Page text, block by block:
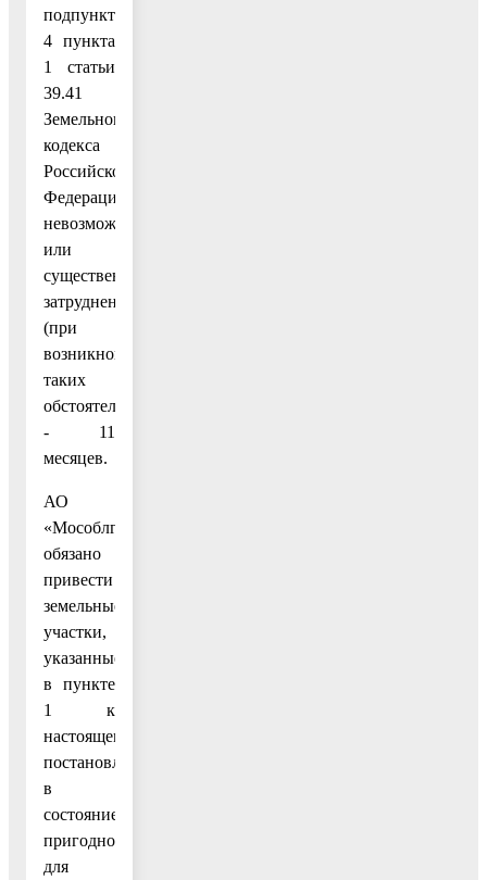
подпунктом
4 пункта
1 статьи
39.41
Земельного
кодекса
Российской
Федерации
невозможно
или
существенно
затруднено
(при
возникновении
таких
обстоятельств)
- 11
месяцев.
АО
«Мособлгаз»
обязано
привести
земельные
участки,
указанные
в пункте
1 к
настоящему
постановлению,
в
состояние,
пригодное
для